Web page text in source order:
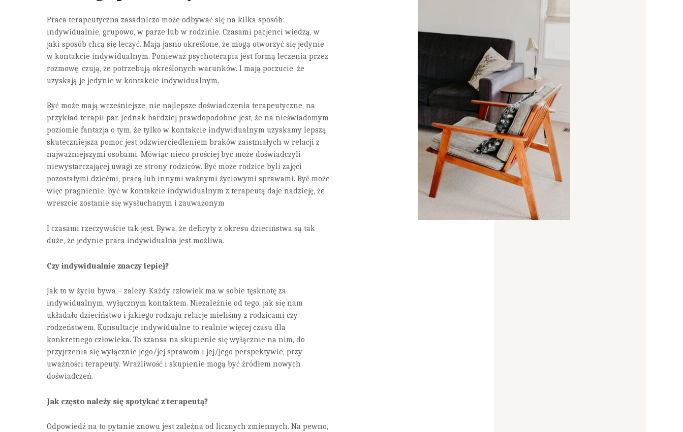
Praca terapeutyczna zasadniczo może odbywać się na kilka sposób:
indywidualnie, grupowo, w parze lub w rodzinie. Czasami pacjenci wiedzą, w
jaki sposób chcą się leczyć. Mają jasno określone, że mogą otworzyć się jedynie
w kontakcie indywidualnym. Ponieważ psychoterapia jest formą leczenia przez
rozmowę, czują, że potrzebują określonych warunków. I mają poczucie, że
uzyskają je jedynie w kontakcie indywidualnym.
Być może mają wcześniejsze, nie najlepsze doświadczenia terapeutyczne, na
przykład terapii par. Jednak bardziej prawdopodobne jest, że na nieświadomym
poziomie fantazja o tym, że tylko w kontakcie indywidualnym uzyskamy lepszą,
skuteczniejsza pomoc jest odzwierciedleniem braków zaistniałych w relacji z
najważniejszymi osobami. Mówiąc nieco prościej być może doświadczyli
niewystarczającej uwagi ze strony rodziców. Być może rodzice byli zajęci
pozostałymi dziećmi, pracą lub innymi ważnymi życiowymi sprawami. Być może
więc pragnienie, być w kontakcie indywidualnym z terapeutą daje nadzieję, że
wreszcie zostanie się wysłuchanym i zauważonym
I czasami rzeczywiście tak jest. Bywa, że deficyty z okresu dzieciństwa są tak
duże, że jedynie praca indywidualna jest możliwa.
Czy indywidualnie znaczy lepiej?
Jak to w życiu bywa – zależy. Każdy człowiek ma w sobie tęsknotę za
indywidualnym, wyłącznym kontaktem. Niezależnie od tego, jak się nam
układało dzieciństwo i jakiego rodzaju relacje mieliśmy z rodzicami czy
rodzeństwem. Konsultacje indywidualne to realnie więcej czasu dla
konkretnego człowieka. To szansa na skupienie się wyłącznie na nim, do
przyjrzenia się wyłącznie jego/jej sprawom i jej/jego perspektywie, przy
uważności terapeuty. Wrażliwość i skupienie mogą być źródłem nowych
doświadczeń.
Jak często należy się spotykać z terapeutą?
Odpowiedź na to pytanie znowu jest zależna od licznych zmiennych. Na pewno,